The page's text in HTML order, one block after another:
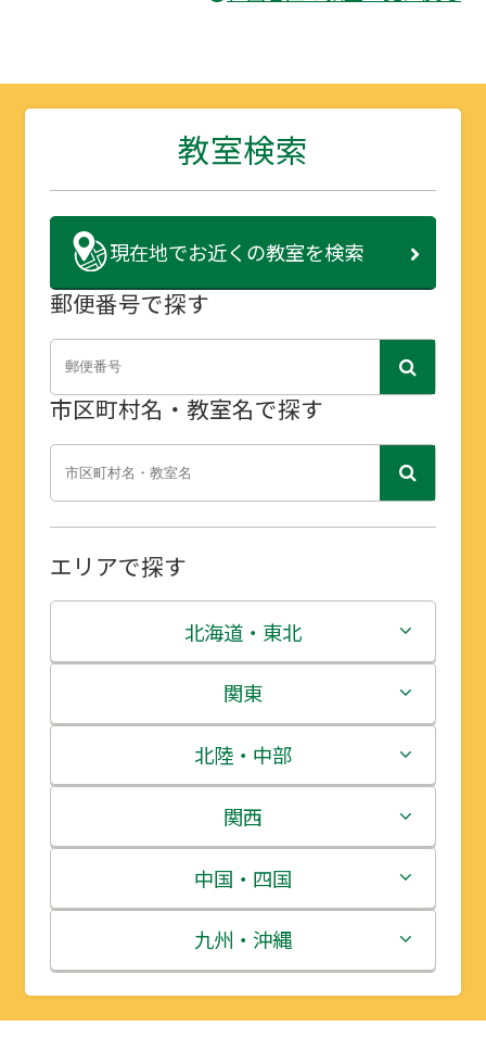
教室検索
現在地でお近くの教室を検索
郵便番号で探す
市区町村名・教室名で探す
エリアで探す
北海道・東北
北海道
青森県
岩手県
宮城県
秋田県
山形県
関東
茨城県
栃木県
群馬県
埼玉県
千葉県
北陸・中部
新潟県
富山県
石川県
福井県
関西
三重県
滋賀県
京都府
中国・四国
鳥取県
島根県
九州・沖縄
福岡県